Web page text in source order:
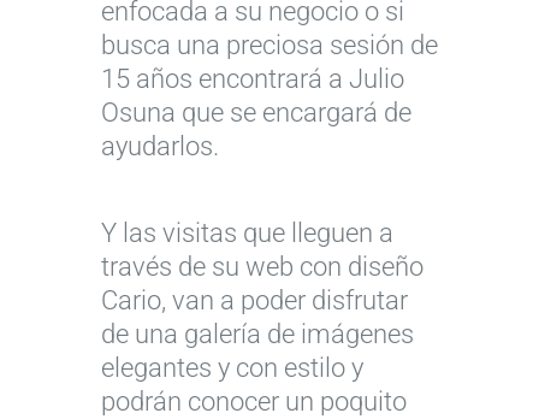
enfocada a su negocio o si
busca una preciosa sesión de
15 años encontrará a Julio
Osuna que se encargará de
ayudarlos.
Y las visitas que lleguen a
través de su web con diseño
Cario, van a poder disfrutar
de una galería de imágenes
elegantes y con estilo y
podrán conocer un poquito